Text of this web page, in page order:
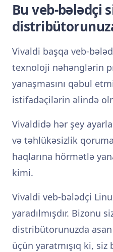
Bu veb-bələdçi
Vivaldi başqa veb-
texnoloji nəhənglərin
yanaşmasını qəbul
istifadəçilərin əlində
Vivaldidə hər şey
və təhlükəsizlik
haqlarına hörmətlə
kimi.
Vivaldi veb-bələdçi
yaradılmışdır. Bizonu
distribütorunuzda
üçün yaratmışıq ki,